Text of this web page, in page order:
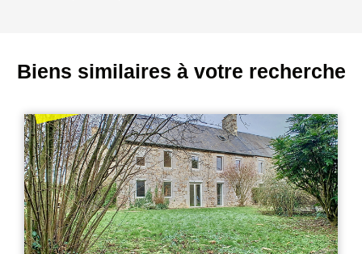
Biens similaires à votre recherche